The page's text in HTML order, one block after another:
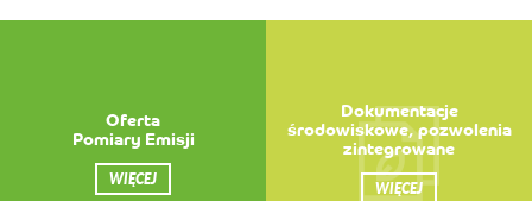
Oferta
Pomiary Emisji
WIĘCEJ
Dokumentacje
środowiskowe, pozwolenia
zintegrowane
WIĘCEJ